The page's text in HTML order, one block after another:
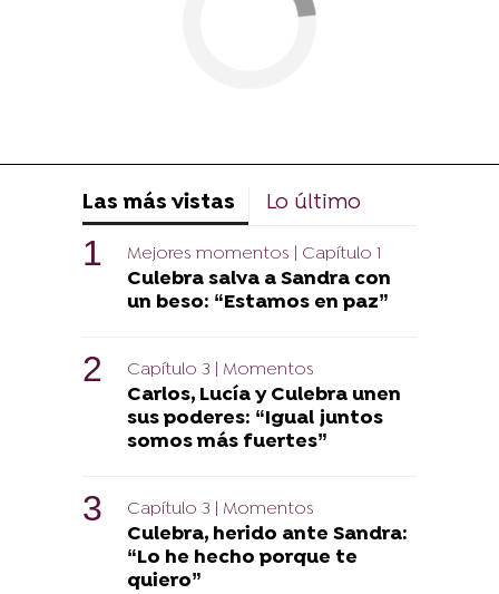
Las más vistas Lo último
Mejores momentos | Capítulo 1
Culebra salva a Sandra con
un beso: “Estamos en paz”
Capítulo 3 | Momentos
Carlos, Lucía y Culebra unen
sus poderes: “Igual juntos
somos más fuertes”
Capítulo 3 | Momentos
Culebra, herido ante Sandra:
“Lo he hecho porque te
quiero”